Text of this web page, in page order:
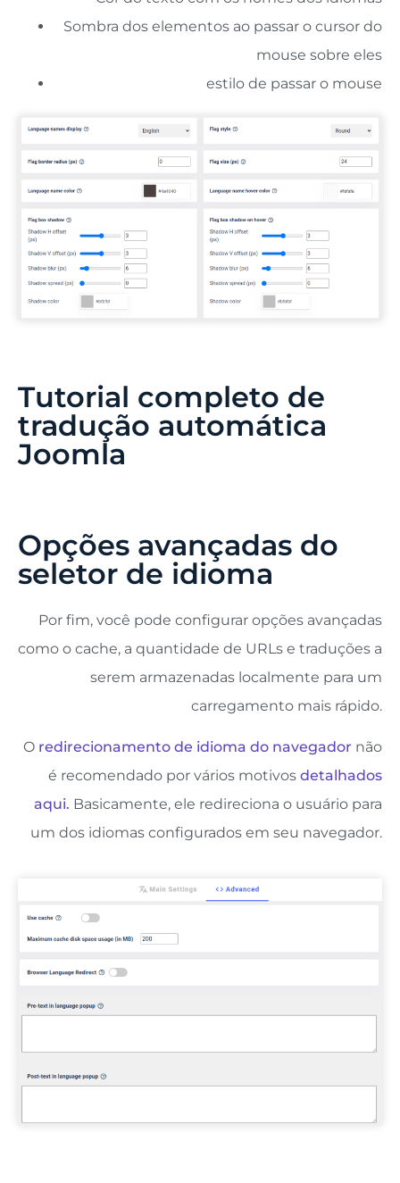
Sombra dos elementos ao passar o cursor do
mouse sobre eles
estilo de passar o mouse
Tutorial completo de
tradução automática
Joomla
Opções avançadas do
seletor de idioma
Por fim, você pode configurar opções avançadas
como o cache, a quantidade de URLs e traduções a
serem armazenadas localmente para um
carregamento mais rápido.
O redirecionamento de idioma do navegador não
é recomendado por vários motivos detalhados
aqui. Basicamente, ele redireciona o usuário para
um dos idiomas configurados em seu navegador.